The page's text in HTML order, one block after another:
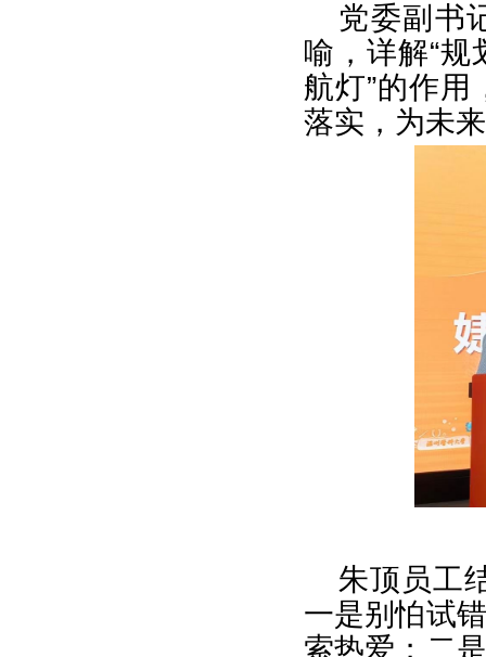
党委副书
喻，详解“规
航灯”的作
落实，为未
朱顶员工
一是别怕试
索热爱；二